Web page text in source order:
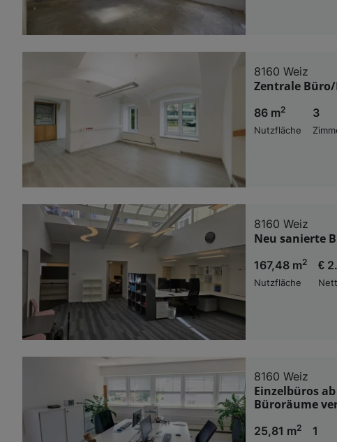
8160 Weiz
Zentrale
86 m2
Nutzfläche
3
8160 Weiz
Neu sanierte
167,48 m2
Nutzfläche
€
8160 Weiz
Einzelbüros
Büroräume
25,81 m2
1